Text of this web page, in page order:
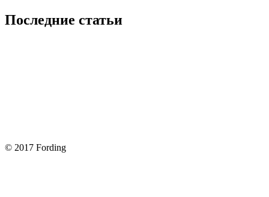
Последние статьи
© 2017 Fording